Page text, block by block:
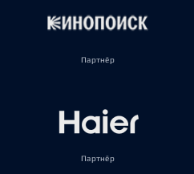
Партнёр
Партнёр